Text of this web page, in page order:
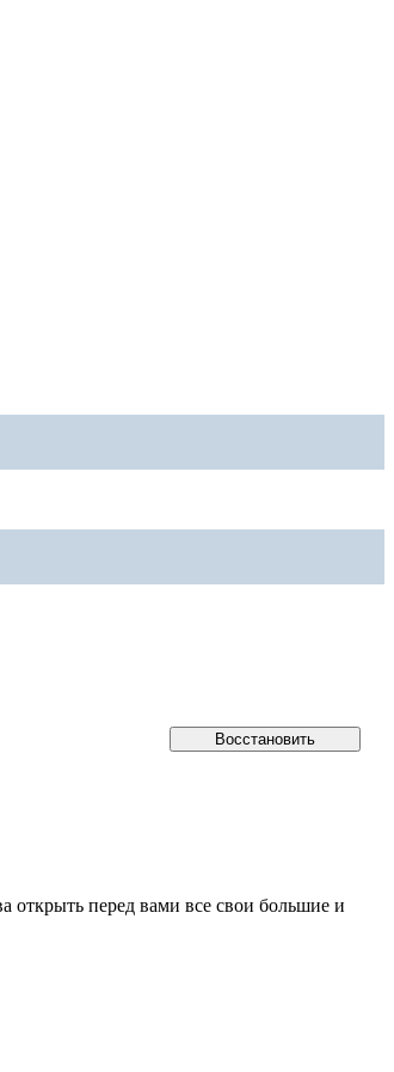
открыть перед вами все свои большие и